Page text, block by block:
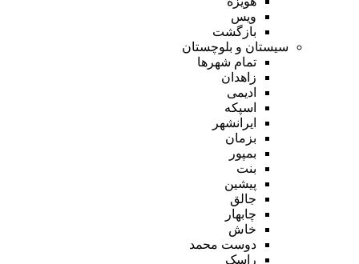
ویس
بازگشت
سیستان و بلوچستان
تمام شهر‌ها
زاهدان
ادیمی
اسپکه
ایرانشهر
بزمان
بمپور
بنت
پیشین
جالق
چابهار
خاش
دوست محمد
راسک